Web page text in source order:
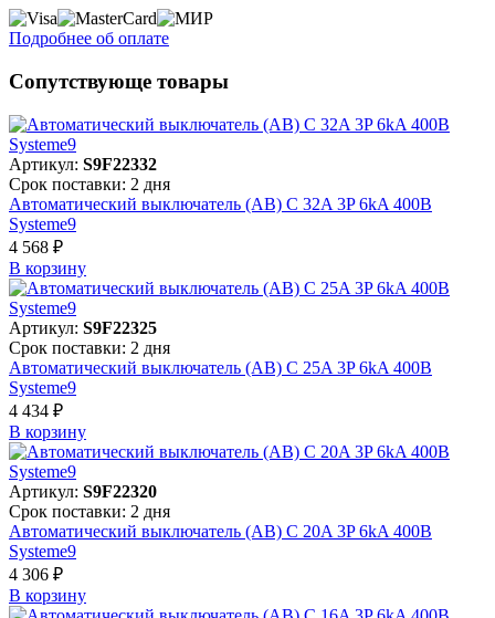
Подробнее об оплате
Сопутствующе товары
Артикул: S9F22332
Срок поставки: 2 дня
Автоматический выключатель (АВ) C 32A 3P 6kA 400В
Systeme9
4 568 ₽
В корзинy
Артикул: S9F22325
Срок поставки: 2 дня
Автоматический выключатель (АВ) C 25A 3P 6kA 400В
Systeme9
4 434 ₽
В корзинy
Артикул: S9F22320
Срок поставки: 2 дня
Автоматический выключатель (АВ) C 20A 3P 6kA 400В
Systeme9
4 306 ₽
В корзинy